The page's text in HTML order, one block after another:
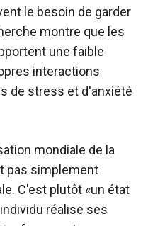
le besoin de garder
montre que les
une faible
interactions
de stress et d'anxiété
mondiale de la
pas simplement
C'est plutôt «un état
réalise ses